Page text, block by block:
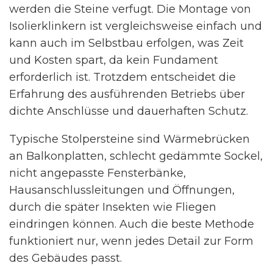
werden die Steine verfugt. Die Montage von
Isolierklinkern ist vergleichsweise einfach und
kann auch im Selbstbau erfolgen, was Zeit
und Kosten spart, da kein Fundament
erforderlich ist. Trotzdem entscheidet die
Erfahrung des ausführenden Betriebs über
dichte Anschlüsse und dauerhaften Schutz.
Typische Stolpersteine sind Wärmebrücken
an Balkonplatten, schlecht gedämmte Sockel,
nicht angepasste Fensterbänke,
Hausanschlussleitungen und Öffnungen,
durch die später Insekten wie Fliegen
eindringen können. Auch die beste Methode
funktioniert nur, wenn jedes Detail zur Form
des Gebäudes passt.